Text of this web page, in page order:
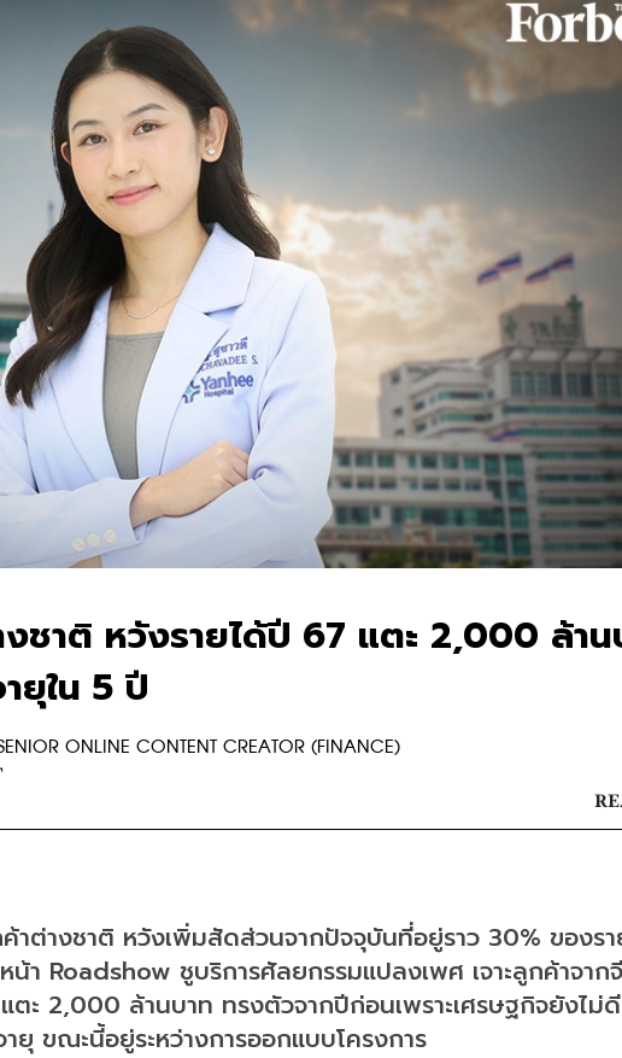
ชาติ หวังรายได้ปี 67 แตะ 2,000 ล้าน
ยุใน 5 ปี
ONLINE CONTENT CREATOR (FINANCE)
าต่างชาติ หวังเพิ่มสัดส่วนจากปัจจุบันที่อยู่ราว 30% ของร
Roadshow ชูบริการศัลยกรรมแปลงเพศ เจาะลูกค้าจาก
ะ 2,000 ล้านบาท ทรงตัวจากปีก่อนเพราะเศรษฐกิจยังไม่
ขณะนี้อยู่ระหว่างการออกแบบโครงการ